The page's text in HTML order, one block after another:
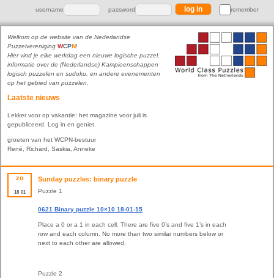
username password remember
Welkom op de website van de Nederlandse
Puzzelvereniging WCPN!
Hier vind je elke werkdag een nieuwe logische puzzel,
informatie over de (Nederlandse) Kampioenschappen
logisch puzzelen en sudoku, en andere evenementen
op het gebied van puzzelen.
Laatste nieuws
Lekker voor op vakantie: het magazine voor juli is
gepubliceerd. Log in en geniet.
groeten van het WCPN-bestuur
René, Richard, Saskia, Anneke
zo
18 01
Sunday puzzles: binary puzzle
Puzzle 1
0621 Binary puzzle 10×10 18-01-15
Place a 0 or a 1 in each cell. There are five 0’s and five 1’s in each
row and each column. No more than two similar numbers below or
next to each other are allowed.
Puzzle 2